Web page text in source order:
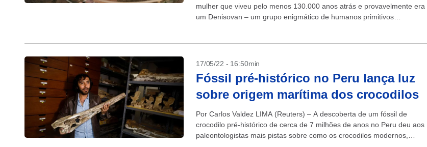
mulher que viveu pelo menos 130.000 anos atrás e provavelmente era
um Denisovan – um grupo enigmático de humanos primitivos
17/05/22 - 16:50min
Fóssil pré-histórico no Peru lança luz
sobre origem marítima dos crocodilos
Por Carlos Valdez LIMA (Reuters) – A descoberta de um fóssil de
crocodilo pré-histórico de cerca de 7 milhões de anos no Peru deu aos
paleontologistas mais pistas sobre como os crocodilos modernos,